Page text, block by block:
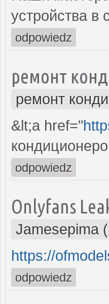
устройства в
odpowiedz
ремонт
ремонт
&lt;a href="
odpowiedz
Onlyfans
Jamesepima
https://
odpowiedz